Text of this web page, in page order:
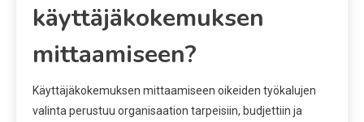
käyttäjäkokemuksen
mittaamiseen?
Käyttäjäkokemuksen mittaamiseen oikeiden työkalujen
valinta perustuu organisaation tarpeisiin, budjettiin ja